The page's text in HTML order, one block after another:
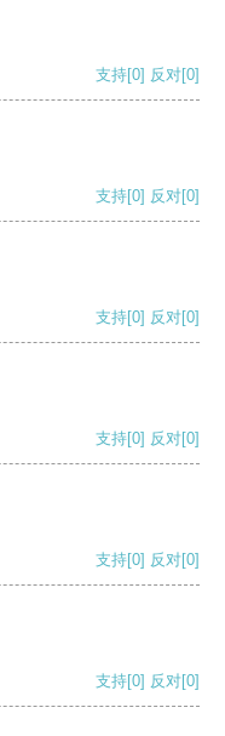
支持[0] 反对[0]
支持[0] 反对[0]
支持[0] 反对[0]
支持[0] 反对[0]
支持[0] 反对[0]
支持[0] 反对[0]